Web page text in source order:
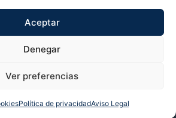
Aceptar
Denegar
Ver preferencias
Política de privacidadAviso Legal
Perez | Desarrollado por Bubango Networks